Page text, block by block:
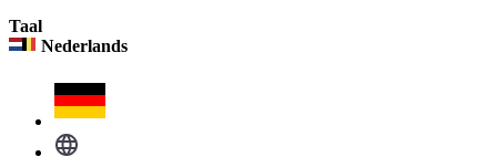
Taal
Nederlands